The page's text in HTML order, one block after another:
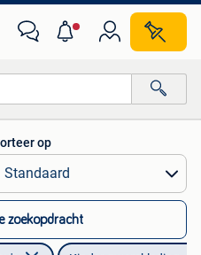
op
zoekopdracht